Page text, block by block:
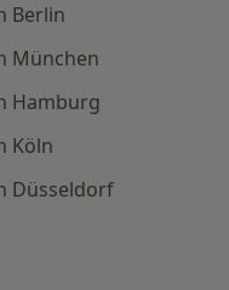
Berlin
München
Hamburg
Köln
Düsseldorf